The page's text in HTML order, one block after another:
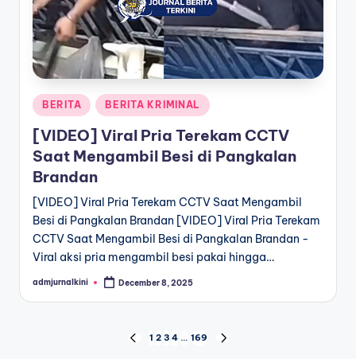
Posted
in
BERITA BERITA KRIMINAL
[VIDEO] Viral Pria Terekam CCTV
Saat Mengambil Besi di Pangkalan
Brandan
[VIDEO] Viral Pria Terekam CCTV Saat Mengambil
Besi di Pangkalan Brandan [VIDEO] Viral Pria Terekam
CCTV Saat Mengambil Besi di Pangkalan Brandan -
Viral aksi pria mengambil besi pakai hingga…
Posted
admjurnalkini December 8, 2025
PREVIOUS
1 2 3 4 … 169